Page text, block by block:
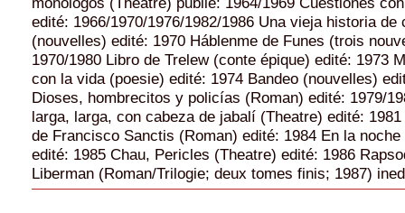
edité: 1966/1970/1976/1982/1986 Una vieja historia de
(nouvelles) edité: 1970 Háblenme de Funes (trois
1970/1980 Libro de Trelew (conte épique) edité: 1973
con la vida (poesie) edité: 1974 Bandeo (nouvelles)
Dioses, hombrecitos y policías (Roman) edité: 1979/
larga, larga, con cabeza de jabalí (Theatre) edité:
de Francisco Sanctis (Roman) edité: 1984 En la
edité: 1985 Chau, Pericles (Theatre) edité: 1986
Liberman (Roman/Trilogie; deux tomes finis; 1987)